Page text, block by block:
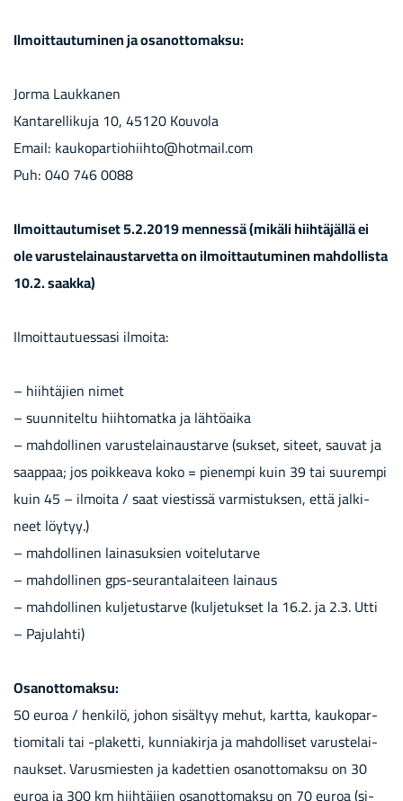
Il­moit­tau­tu­mi­nen ja osan­ot­to­mak­su:
Jorma Lauk­ka­nen
Kan­ta­rel­li­ku­ja 10, 45120 Kou­vo­la
Email: kau­ko­par­tio­hiih­to@hot­mail.com
Puh: 040 746 0088
Il­moit­tau­tu­mi­set 5.2.2019 men­nes­sä (mi­kä­li hiih­tä­jäl­lä ei
ole va­rus­te­lai­naus­tar­vet­ta on il­moit­tau­tu­mi­nen mah­dol­lis­ta
10.2. saak­ka)
Il­moit­tau­tues­sa­si il­moi­ta:
– hiih­tä­jien nimet
– suun­ni­tel­tu hiih­to­mat­ka ja läh­tö­ai­ka
– mah­dol­li­nen va­rus­te­lai­naus­tar­ve (suk­set, si­teet, sau­vat ja
saap­paa; jos poik­kea­va koko = pie­nem­pi kuin 39 tai suu­rem­pi
kuin 45 – il­moi­ta / saat vies­tis­sä var­mis­tuk­sen, että jal­ki­
neet löy­tyy.)
– mah­dol­li­nen lai­na­suk­sien voi­te­lu­tar­ve
– mah­dol­li­nen gps-​seurantalaiteen lai­naus
– mah­dol­li­nen kul­je­tus­tar­ve (kul­je­tuk­set la 16.2. ja 2.3. Utti
– Pa­ju­lah­ti)
Osan­ot­to­mak­su:
50 euroa / hen­ki­lö, johon si­säl­tyy mehut, kart­ta, kau­ko­par­
tio­mi­ta­li tai -​plaketti, kun­nia­kir­ja ja mah­dol­li­set va­rus­te­lai­
nauk­set. Va­rus­mies­ten ja ka­det­tien osan­ot­to­mak­su on 30
euroa ja 300 km hiih­tä­jien osan­ot­to­mak­su on 70 euroa (si­